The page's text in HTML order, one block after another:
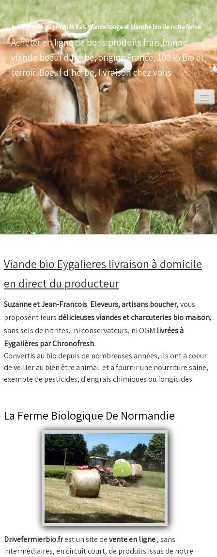
Achat meilleurs produits frais Viande rouge et blanche bio de notre ferme.
Acheter en ligne de bons produits frais,bonne
viande boeuf d'herbe, origine France, 100 % Bio et
terroir. Boeuf d'herbe, livraison chez vous
0
ACCUEIL
VOLAILLES BIO
BOEUF D'HERBE BIO
VEAU BIO
PORC BIO
AGNEAU BIO
MOUTON BIO
NOS COLIS VIANDE
CUISSON RAPIDE ▼
BARBECUE BRASERO
CHARCUTERIE BIO
BOUILLONS D'OS et OS BIO
Comment commander
Nos VIDEOS
NOTRE FERME▼
Conseils temps de cuisson
Marché frais Livré à la maison
Viande bio Eygalieres livraison à domicile
en direct du producteur
Suzanne et Jean-Francois Eleveurs, artisans boucher, vous
proposent leursdélicieuses viandes et charcuteries bio maison,
sans sels de nitrites, ni conservateurs, ni OGM livrées à
Eygalières par Chronofresh.
Convertis au bio depuis de nombreuses années, ils ont a coeur
de veiller au bien être animal et a fournir une nourriture saine,
exempte de pesticides, d'engrais chimiques ou fongicides.
La Ferme Biologique De Normandie
Drivefermierbio.frest un site devente en ligne, sans
intermédiaires, en circuit court, de produits issus de notre